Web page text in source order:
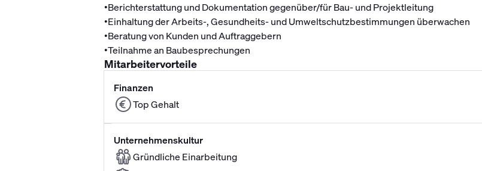
•Berichterstattung und Dokumentation gegenüber/für Bau- und Projektleitung
•Einhaltung der Arbeits-, Gesundheits- und Umweltschutzbestimmungen überwachen
•Beratung von Kunden und Auftraggebern
•Teilnahme an Baubesprechungen
Mitarbeitervorteile
Finanzen
Top Gehalt
Unternehmenskultur
Gründliche Einarbeitung